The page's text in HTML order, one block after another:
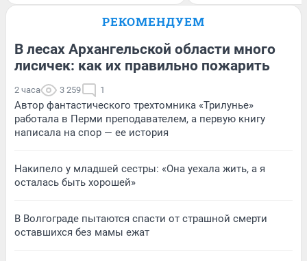
РЕКОМЕНДУЕМ
В лесах Архангельской области много
лисичек: как их правильно пожарить
2 часа 3 259 1
Автор фантастического трехтомника «Трилунье»
работала в Перми преподавателем, а первую книгу
написала на спор — ее история
Накипело у младшей сестры: «Она уехала жить, а я
осталась быть хорошей»
В Волгограде пытаются спасти от страшной смерти
оставшихся без мамы ежат